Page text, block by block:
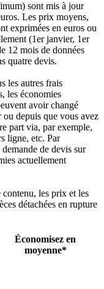
sont mis à jour
Les prix moyens,
exprimées en euros ou
(1er janvier, 1er
12 mois de données
quatre devis.
les autres frais
les économies
avoir changé
depuis que vous avez
part via, par exemple,
ligne, etc. Par
de devis sur
actuellement
contenu, les prix et les
détachées en rupture
Économisez en
moyenne*